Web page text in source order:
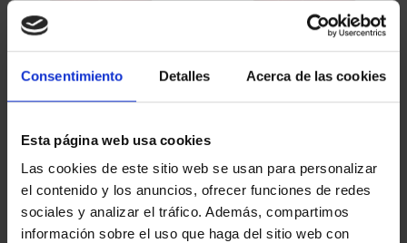
Consentimiento Detalles Acerca de las cookies
Esta página web usa cookies
Las cookies de este sitio web se usan para personalizar
el contenido y los anuncios, ofrecer funciones de redes
sociales y analizar el tráfico. Además, compartimos
información sobre el uso que haga del sitio web con
SUSCRIPCIÓN
CAPITALES DE
PROVINCIA 1
949,00 €
SUSCRIPCIÓN
CAPITALES DE
PROVINCIA 2
949,00 €